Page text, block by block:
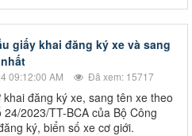
giấy khai đăng ký xe và sang
09:12:00 AM Đã xem: 15717
khai đăng ký xe, sang tên xe theo
2023/TT-BCA của Bộ Công
ký, biển số xe cơ giới.